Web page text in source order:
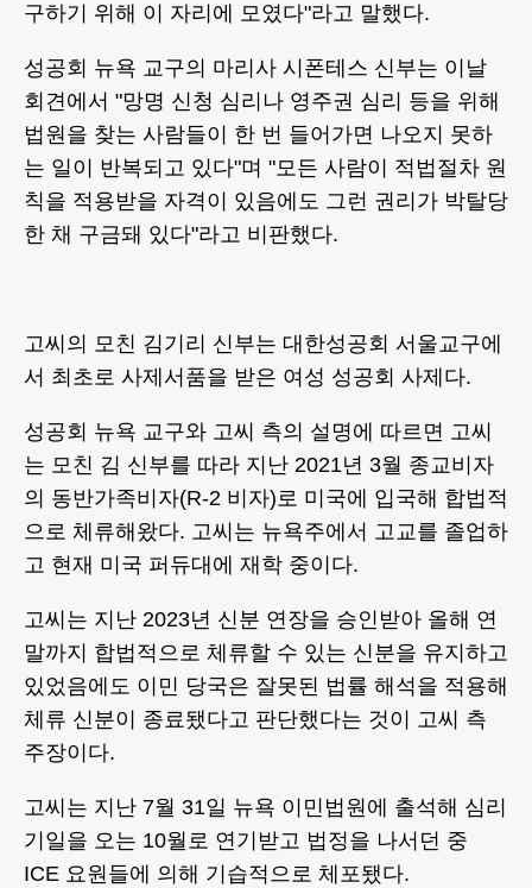
구하기 위해 이 자리에 모였다"라고 말했다.
성공회 뉴욕 교구의 마리사 시폰테스 신부는 이날
회견에서 "망명 신청 심리나 영주권 심리 등을 위해
법원을 찾는 사람들이 한 번 들어가면 나오지 못하
는 일이 반복되고 있다"며 "모든 사람이 적법절차 원
칙을 적용받을 자격이 있음에도 그런 권리가 박탈당
한 채 구금돼 있다"라고 비판했다.
고씨의 모친 김기리 신부는 대한성공회 서울교구에
서 최초로 사제서품을 받은 여성 성공회 사제다.
성공회 뉴욕 교구와 고씨 측의 설명에 따르면 고씨
는 모친 김 신부를 따라 지난 2021년 3월 종교비자
의 동반가족비자(R-2 비자)로 미국에 입국해 합법적
으로 체류해왔다. 고씨는 뉴욕주에서 고교를 졸업하
고 현재 미국 퍼듀대에 재학 중이다.
고씨는 지난 2023년 신분 연장을 승인받아 올해 연
말까지 합법적으로 체류할 수 있는 신분을 유지하고
있었음에도 이민 당국은 잘못된 법률 해석을 적용해
체류 신분이 종료됐다고 판단했다는 것이 고씨 측
주장이다.
고씨는 지난 7월 31일 뉴욕 이민법원에 출석해 심리
기일을 오는 10월로 연기받고 법정을 나서던 중
ICE 요원들에 의해 기습적으로 체포됐다.